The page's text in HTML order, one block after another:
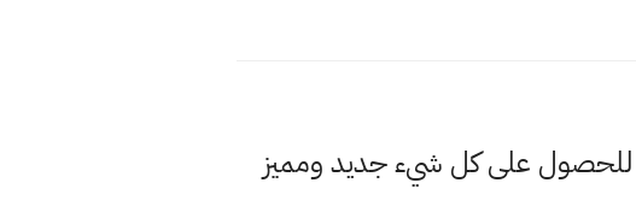
للحصول على كل شيء جديد ومميز